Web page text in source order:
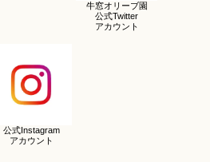
牛窓オリーブ園
公式Twitter
アカウント
公式Instagram
アカウント